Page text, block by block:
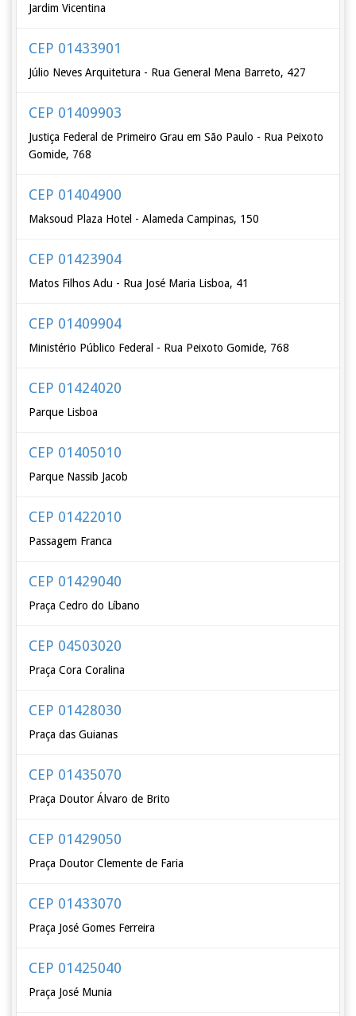
Jardim Vicentina
CEP 01433901
Júlio Neves Arquitetura - Rua General Mena Barreto, 427
CEP 01409903
Justiça Federal de Primeiro Grau em São Paulo - Rua Peixoto
Gomide, 768
CEP 01404900
Maksoud Plaza Hotel - Alameda Campinas, 150
CEP 01423904
Matos Filhos Adu - Rua José Maria Lisboa, 41
CEP 01409904
Ministério Público Federal - Rua Peixoto Gomide, 768
CEP 01424020
Parque Lisboa
CEP 01405010
Parque Nassib Jacob
CEP 01422010
Passagem Franca
CEP 01429040
Praça Cedro do Líbano
CEP 04503020
Praça Cora Coralina
CEP 01428030
Praça das Guianas
CEP 01435070
Praça Doutor Álvaro de Brito
CEP 01429050
Praça Doutor Clemente de Faria
CEP 01433070
Praça José Gomes Ferreira
CEP 01425040
Praça José Munia